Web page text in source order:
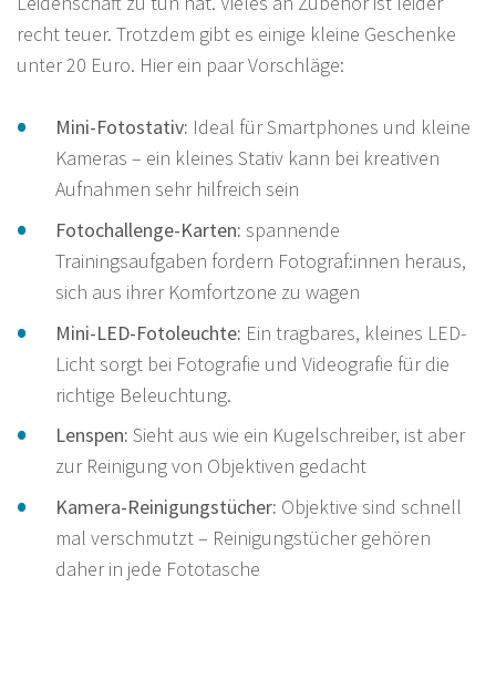
recht teuer. Trotzdem gibt es einige kleine Geschenke
unter 20 Euro. Hier ein paar Vorschläge:
Mini-Fotostativ: Ideal für Smartphones und kleine
Kameras – ein kleines Stativ kann bei kreativen
Aufnahmen sehr hilfreich sein
Fotochallenge-Karten:spannende
Trainingsaufgaben fordern Fotograf:innen heraus,
sich aus ihrer Komfortzone zu wagen
Mini-LED-Fotoleuchte: Ein tragbares, kleines LED-
Licht sorgt bei Fotografie und Videografie für die
richtige Beleuchtung.
Lenspen: Sieht aus wie ein Kugelschreiber, ist aber
zur Reinigung von Objektiven gedacht
Kamera-Reinigungstücher: Objektive sind schnell
mal verschmutzt – Reinigungstücher gehören
daher in jede Fototasche